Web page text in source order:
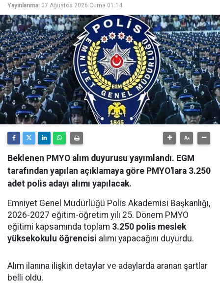
Yayınlanma: 07 Ağustos 2026 Cuma 01:14
Beklenen PMYO alım duyurusu yayımlandı. EGM
tarafından yapılan açıklamaya göre PMYO'lara 3.250
adet polis adayı alımı yapılacak.
Emniyet Genel Müdürlüğü Polis Akademisi Başkanlığı,
2026-2027 eğitim-öğretim yılı 25. Dönem PMYO
eğitimi kapsamında toplam 3.250 polis meslek
yüksekokulu öğrencisi alımı yapacağını duyurdu.
Alım ilanına ilişkin detaylar ve adaylarda aranan şartlar
belli oldu.